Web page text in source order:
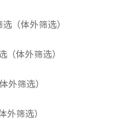
（体外筛选）
体外筛选）
筛选）
筛选）